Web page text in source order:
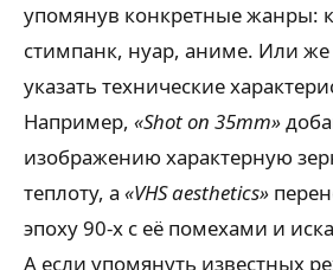
упомянув конкретные жанры:
стимпанк, нуар, аниме. Или
указать технические
Например, «Shot on 35mm»
изображению характерную
теплоту, а «VHS aesthetics»
эпоху 90-х с её помехами и
А если упомянуть известных